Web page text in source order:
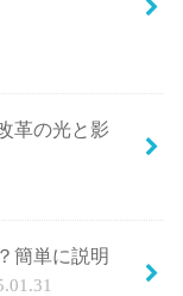
革の光と影
簡単に説明